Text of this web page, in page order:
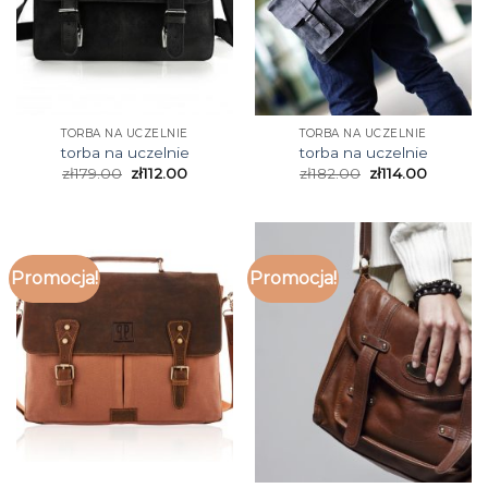
TORBA NA UCZELNIE
torba na uczelnie
zł179.00 zł112.00
TORBA NA UCZELNIE
torba na uczelnie
zł182.00 zł114.00
Promocja! Promocja!